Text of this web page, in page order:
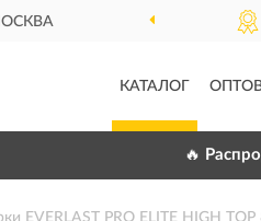
КАТАЛОГ
🔥
EVERLAST PRO ELITE HIGH